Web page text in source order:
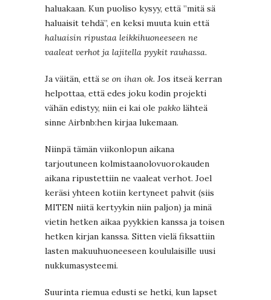
haluakaan. Kun puoliso kysyy, että ”mitä sä
haluaisit tehdä”, en keksi muuta kuin että
haluaisin ripustaa leikkihuoneeseen ne
vaaleat verhot ja lajitella pyykit rauhassa.
Ja väitän, että se on ihan ok. Jos itseä kerran
helpottaa, että edes joku kodin projekti
vähän edistyy, niin ei kai ole pakko lähteä
sinne Airbnb:hen kirjaa lukemaan.
Niinpä tämän viikonlopun aikana
tarjoutuneen kolmistaanolovuorokauden
aikana ripustettiin ne vaaleat verhot. Joel
keräsi yhteen kotiin kertyneet pahvit (siis
MITEN niitä kertyykin niin paljon) ja minä
vietin hetken aikaa pyykkien kanssa ja toisen
hetken kirjan kanssa. Sitten vielä fiksattiin
lasten makuuhuoneeseen koululaisille uusi
nukkumasysteemi.
Suurinta riemua edusti se hetki, kun lapset